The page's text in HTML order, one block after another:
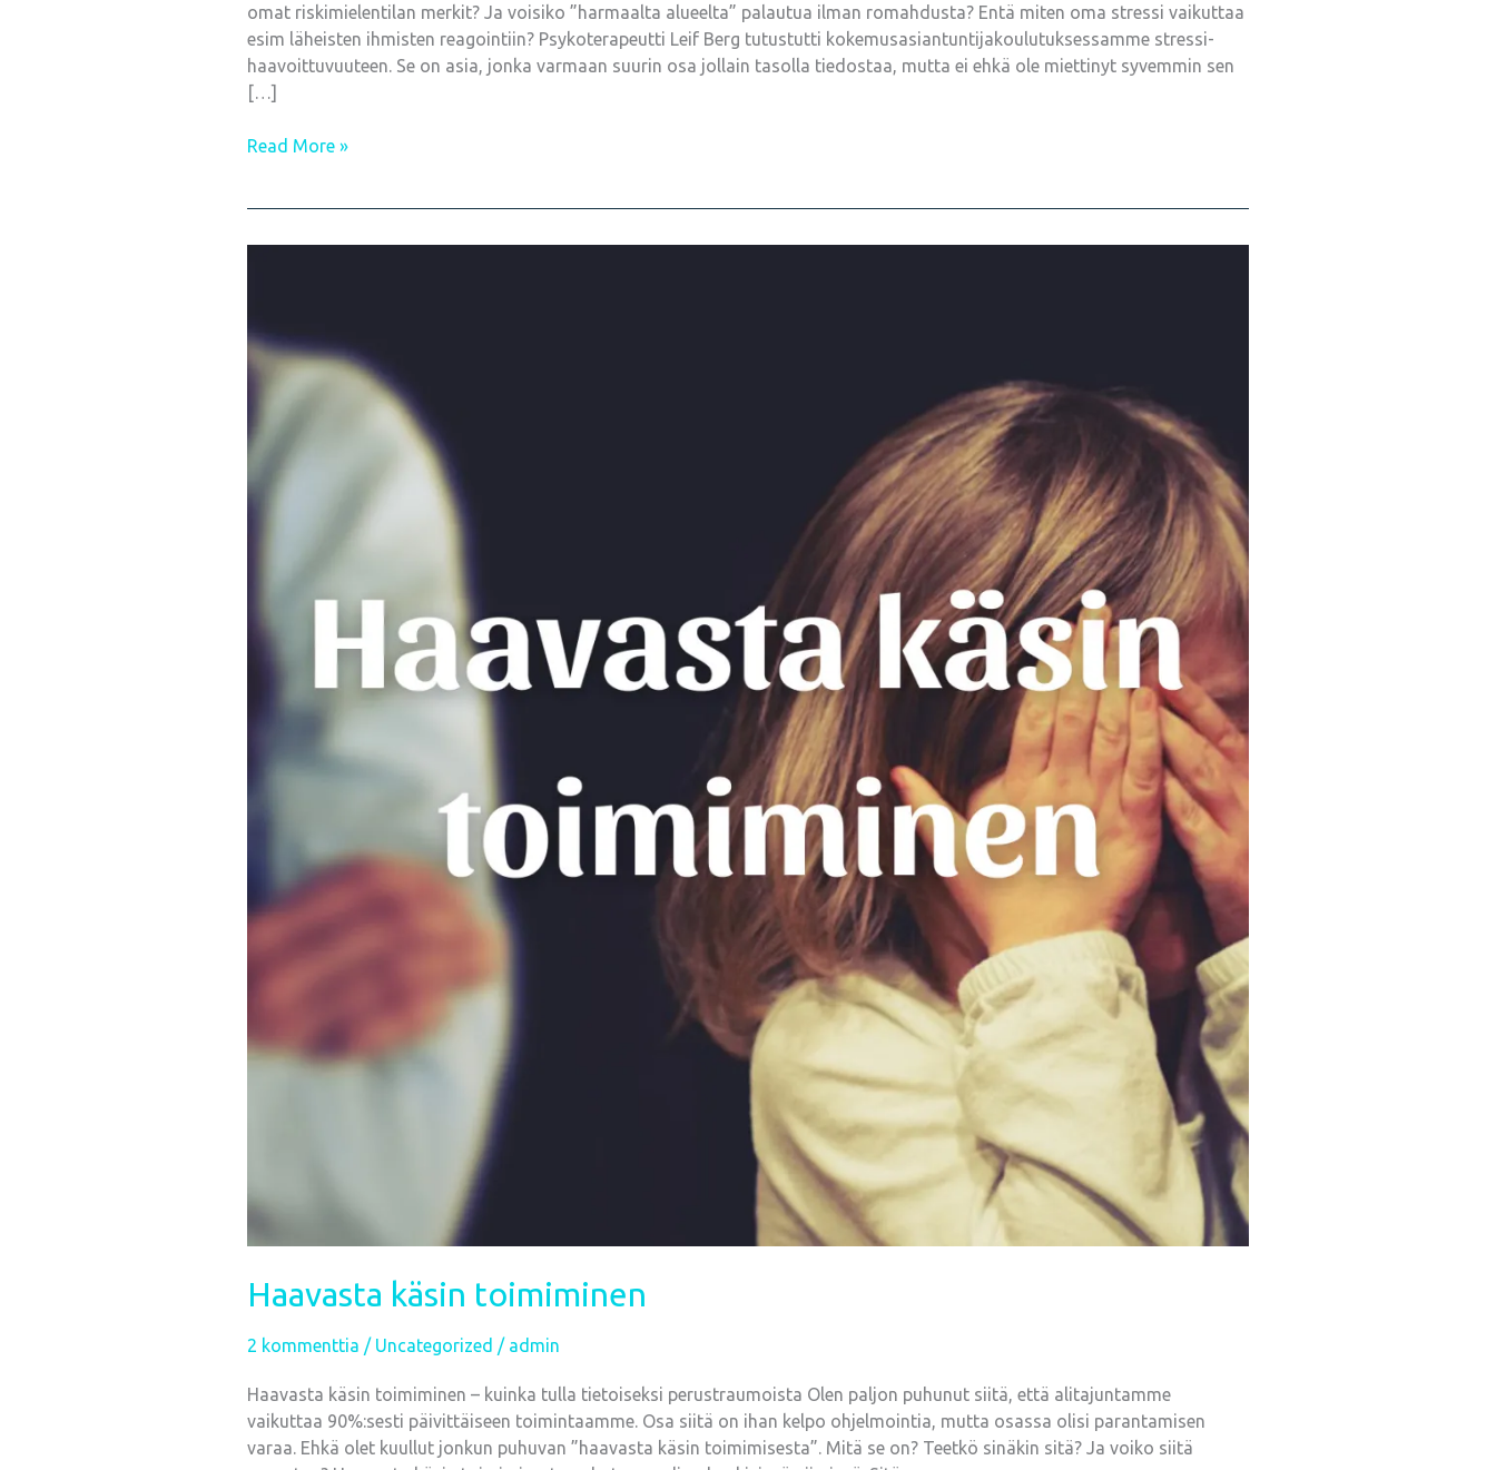
omat riskimielentilan merkit? Ja voisiko ”harmaalta alueelta” palautua ilman romahdusta? Entä miten oma stressi vaikuttaa
esim läheisten ihmisten reagointiin? Psykoterapeutti Leif Berg tutustutti kokemusasiantuntijakoulutuksessamme stressi-
haavoittuvuuteen. Se on asia, jonka varmaan suurin osa jollain tasolla tiedostaa, mutta ei ehkä ole miettinyt syvemmin sen
[…]
Read More »
Haavasta käsin toimiminen
2 kommenttia / Uncategorized / admin
Haavasta käsin toimiminen – kuinka tulla tietoiseksi perustraumoista Olen paljon puhunut siitä, että alitajuntamme
vaikuttaa 90%:sesti päivittäiseen toimintaamme. Osa siitä on ihan kelpo ohjelmointia, mutta osassa olisi parantamisen
varaa. Ehkä olet kuullut jonkun puhuvan ”haavasta käsin toimimisesta”. Mitä se on? Teetkö sinäkin sitä? Ja voiko siitä